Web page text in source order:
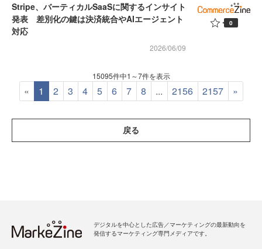
Stripe、バーティカルSaaSに関するインサイト
発表 差別化の鍵は決済統合やAIエージェント
対応
2026/06/09
0
15095件中1～7件を表示
« 1 2 3 4 5 6 7 8 ... 2156 2157 »
戻る
デジタルを中心とした広告／マーケティングの最新動向を
発信するマーケティング専門メディアです。